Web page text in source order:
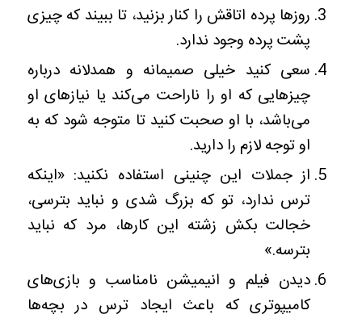
روزها پرده اتاقش را کنار بزنید، تا ببیند که چیزی
پشت پرده وجود ندارد.
سعی کنید خیلی صمیمانه و همدلانه درباره
چیزهایی که او را ناراحت می‌کند یا نیازهای او
می‌باشد، با او صحبت کنید تا متوجه شود که به
او توجه لازم را دارید.
از جملات این چنینی استفاده نکنید: «اینکه
ترس ندارد، تو که بزرگ شدی و نباید بترسی،
خجالت بکش زشته این کارها، مرد که نباید
بترسه.»
دیدن فیلم و انیمیشن نامناسب و بازی‌های
کامیپوتری که باعث ایجاد ترس در بچه‌ها